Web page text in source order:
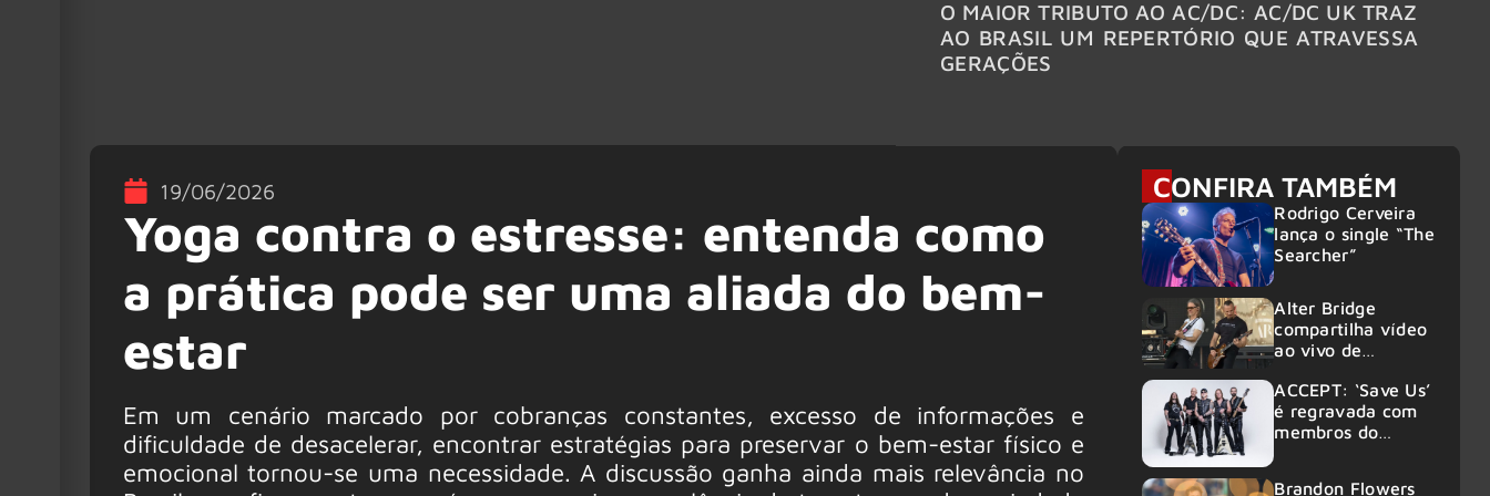
O MAIOR TRIBUTO AO AC/DC: AC/DC UK TRAZ
AO BRASIL UM REPERTÓRIO QUE ATRAVESSA
GERAÇÕES
19/06/2026
Yoga contra o estresse: entenda como
a prática pode ser uma aliada do bem-
estar
Em um cenário marcado por cobranças constantes, excesso de informações e
dificuldade de desacelerar, encontrar estratégias para preservar o bem-estar físico e
emocional tornou-se uma necessidade. A discussão ganha ainda mais relevância no
CONFIRA TAMBÉM
Rodrigo Cerveira
lança o single “The
Searcher”
Alter Bridge
compartilha vídeo
ao vivo de
no Rock am Ring
2026
ACCEPT: ‘Save Us’
é regravada com
membros do
Brandon Flowers